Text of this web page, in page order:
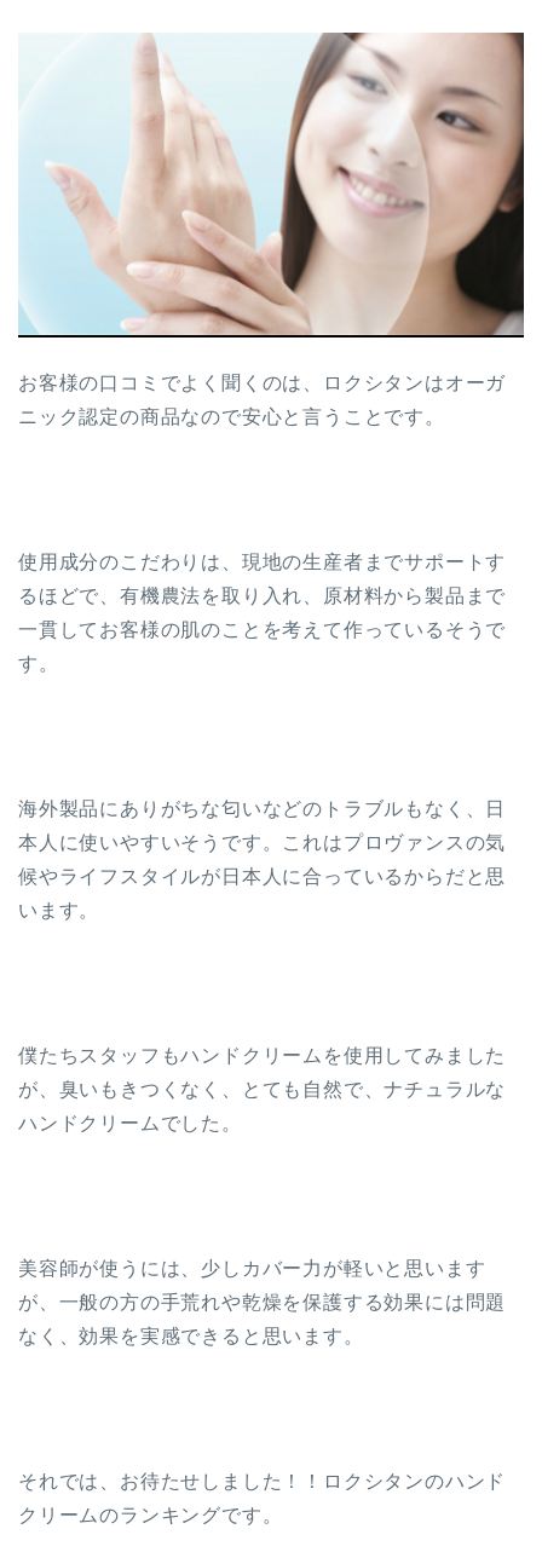
お客様の口コミでよく聞くのは、ロクシタンはオーガ
ニック認定の商品なので安心と言うことです。
使用成分のこだわりは、現地の生産者までサポートす
るほどで、有機農法を取り入れ、原材料から製品まで
一貫してお客様の肌のことを考えて作っているそうで
す。
海外製品にありがちな匂いなどのトラブルもなく、日
本人に使いやすいそうです。これはプロヴァンスの気
候やライフスタイルが日本人に合っているからだと思
います。
僕たちスタッフもハンドクリームを使用してみました
が、臭いもきつくなく、とても自然で、ナチュラルな
ハンドクリームでした。
美容師が使うには、少しカバー力が軽いと思います
が、一般の方の手荒れや乾燥を保護する効果には問題
なく、効果を実感できると思います。
それでは、お待たせしました！！ロクシタンのハンド
クリームのランキングです。